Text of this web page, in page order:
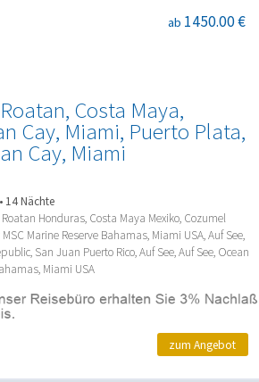
Costa Maya,
Cay, Miami, Puerto Plata,
Cay, Miami
ab 1450.00 €
• 14 Nächte
Honduras, Costa Maya Mexiko, Cozumel
Marine Reserve Bahamas, Miami USA, Auf See,
San Juan Puerto Rico, Auf See, Auf See, Ocean
Miami USA
zum Angebot